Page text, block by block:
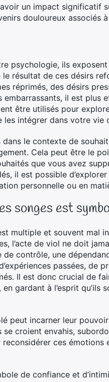
un impact significatif
douloureux associés
psychologie, ils
résultat de ces désirs
réprimés, des désirs
il est plus
être utilisés pour
intégrer dans votre vie
le contexte de
Cela peut être le
que vous avez
il est possible
personnelle ou en
songes est
multiple et souvent mal
l’acte de viol ne doit
contrôle, une
passées, de
Il est donc crucial de
gardant à l’esprit qu’ils
peut incarner leur
croient envahis,
ces
de confiance et